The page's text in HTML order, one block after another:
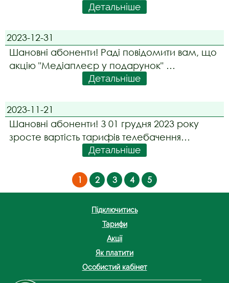
продовжено до 31 серпня 2024 року.
Детальніше
2023-12-31
Шановні абоненти! Раді повідомити вам, що
акцію "Медіаплеєр у подарунок"
продовжено до 31 березня 2024 року.
Детальніше
2023-11-21
Шановні абоненти! З 01 грудня 2023 року
зросте вартість тарифів телебачення
"Megogo Максимальна" та "Megogo Спорт"
користуються даними тарифами буде
автоматично переведено на нові тарифи
Детальніше
1 2 3 4 5
Підключитись
Тарифи
Акції
Як платити
Особистий кабінет